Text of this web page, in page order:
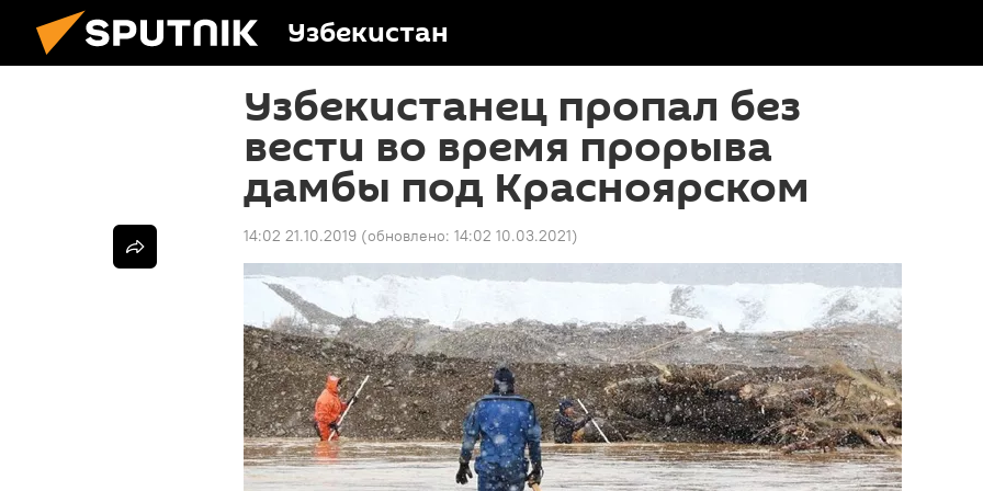
Узбекистан
Узбекистанец пропал без
вести во время прорыва
дамбы под Красноярском
14:02 21.10.2019 (обновлено: 14:02 10.03.2021)